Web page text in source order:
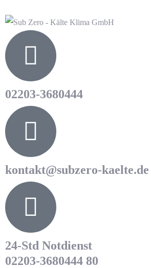
02203-3680444
kontakt@subzero-kaelte.de
24-Std Notdienst
02203-3680444 80